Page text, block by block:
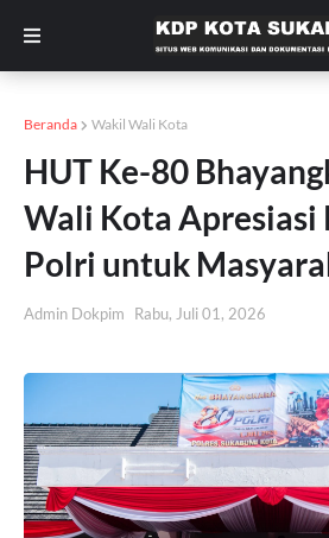
Beranda Wakil Wali Kota
HUT Ke-80
Wali Kota Apresiasi
Polri untuk
Admin Dokpim Rabu, Juli 01, 2026